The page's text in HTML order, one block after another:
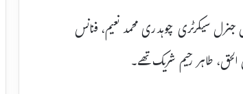
سیکرٹری چوہدری محمد نعیم، فنانس
طاہر رحیم شریک تھے۔